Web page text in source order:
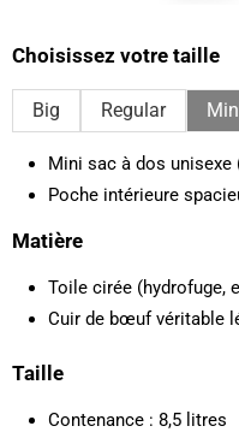
Choisissez votre taille
Big Regular
Mini sac à dos
Poche intérieure
Matière
Toile cirée (hydrofuge,
Cuir de bœuf véritable
Taille
Contenance : 8,5 litres